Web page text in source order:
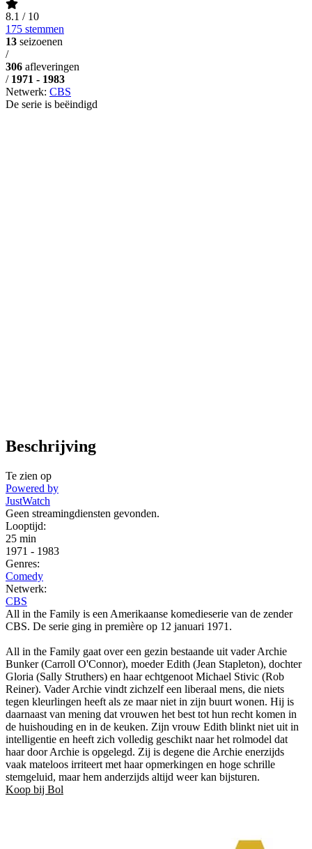
8.1 / 10
175 stemmen
13 seizoenen
/
306 afleveringen
/ 1971 - 1983
Netwerk: CBS
De serie is beëindigd
Beschrijving
Te zien op
Powered by
JustWatch
Geen streamingdiensten gevonden.
Looptijd:
25 min
1971 - 1983
Genres:
Comedy
Netwerk:
CBS
All in the Family is een Amerikaanse komedieserie van de zender
CBS. De serie ging in première op 12 januari 1971.
All in the Family gaat over een gezin bestaande uit vader Archie
Bunker (Carroll O'Connor), moeder Edith (Jean Stapleton), dochter
Gloria (Sally Struthers) en haar echtgenoot Michael Stivic (Rob
Reiner). Vader Archie vindt zichzelf een liberaal mens, die niets
tegen kleurlingen heeft als ze maar niet in zijn buurt wonen. Hij is
daarnaast van mening dat vrouwen het best tot hun recht komen in
de huishouding en in de keuken. Zijn vrouw Edith blinkt niet uit in
intelligentie en heeft zich volledig geschikt naar het rolmodel dat
haar door Archie is opgelegd. Zij is degene die Archie enerzijds
vaak mateloos irriteert met haar opmerkingen en hoge schrille
stemgeluid, maar hem anderzijds altijd weer kan bijsturen.
Koop bij Bol